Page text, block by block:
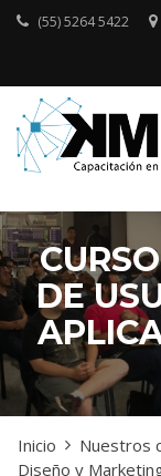
Skip
(55) 5264 5422
DE
Inicio
Nuestros
Diseño y